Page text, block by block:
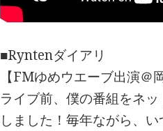
■Ryntenダイアリ
【FMゆめウエーブ出演＠
ライブ前、僕の番組をネ
しました！毎年ながら、